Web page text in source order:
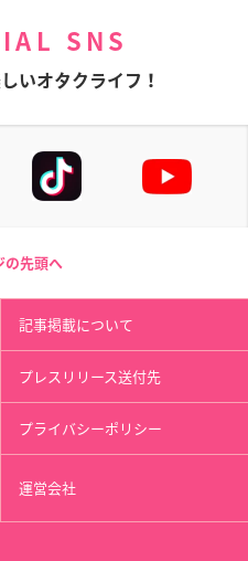
SNS
いオタクライフ！
の先頭へ
記事掲載について
プレスリリース送付先
プライバシーポリシー
運営会社